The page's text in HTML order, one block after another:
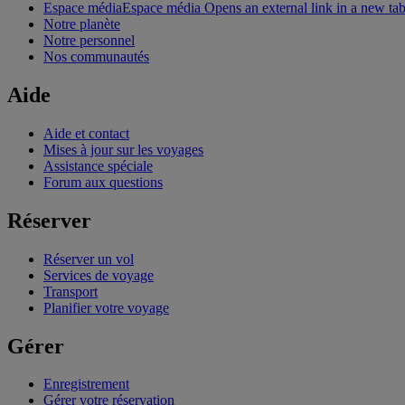
Espace médiaEspace média Opens an external link in a new tab
Notre planète
Notre personnel
Nos communautés
Aide
Aide et contact
Mises à jour sur les voyages
Assistance spéciale
Forum aux questions
Réserver
Réserver un vol
Services de voyage
Transport
Planifier votre voyage
Gérer
Enregistrement
Gérer votre réservation